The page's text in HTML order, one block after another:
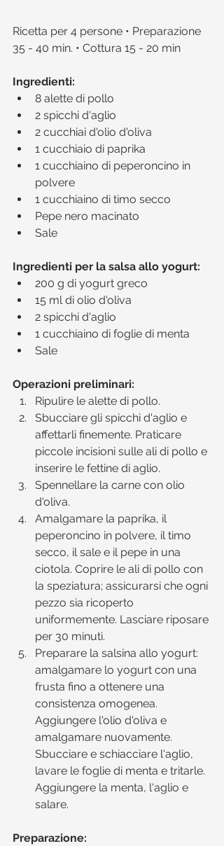
Ricetta per 4 persone • Preparazione
35 - 40 min. • Cottura 15 - 20 min
Ingredienti:
8 alette di pollo
2 spicchi d'aglio
2 cucchiai d'olio d'oliva
1 cucchiaio di paprika
1 cucchiaino di peperoncino in
polvere
1 cucchiaino di timo secco
Pepe nero macinato
Sale
Ingredienti per la salsa allo yogurt:
200 g di yogurt greco
15 ml di olio d'oliva
2 spicchi d'aglio
1 cucchiaino di foglie di menta
Sale
Operazioni preliminari:
Ripulire le alette di pollo.
Sbucciare gli spicchi d'aglio e
affettarli finemente. Praticare
piccole incisioni sulle ali di pollo e
inserire le fettine di aglio.
Spennellare la carne con olio
d'oliva.
Amalgamare la paprika, il
peperoncino in polvere, il timo
secco, il sale e il pepe in una
ciotola. Coprire le ali di pollo con
la speziatura; assicurarsi che ogni
pezzo sia ricoperto
uniformemente. Lasciare riposare
per 30 minuti.
Preparare la salsina allo yogurt:
amalgamare lo yogurt con una
frusta fino a ottenere una
consistenza omogenea.
Aggiungere l'olio d'oliva e
amalgamare nuovamente.
Sbucciare e schiacciare l'aglio,
lavare le foglie di menta e tritarle.
Aggiungere la menta, l'aglio e
salare.
Preparazione: